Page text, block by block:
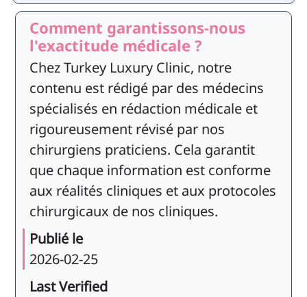
Comment garantissons-nous
l'exactitude médicale ?
Chez Turkey Luxury Clinic, notre
contenu est rédigé par des médecins
spécialisés en rédaction médicale et
rigoureusement révisé par nos
chirurgiens praticiens. Cela garantit
que chaque information est conforme
aux réalités cliniques et aux protocoles
chirurgicaux de nos cliniques.
Publié le
2026-02-25
Last Verified